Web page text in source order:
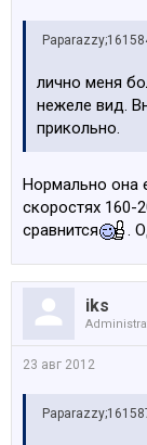
лично меня
нежеле вид.
прикольно.
Нормально она
скоростях 160-
сравнится
.
iks
23 авг 2012